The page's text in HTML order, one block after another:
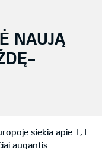
NAUJĄ
siekia apie 1,1
augantis